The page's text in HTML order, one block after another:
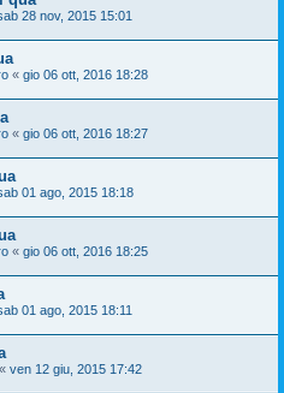
28 nov, 2015 15:01
« gio 06 ott, 2016 18:28
« gio 06 ott, 2016 18:27
01 ago, 2015 18:18
« gio 06 ott, 2016 18:25
01 ago, 2015 18:11
« ven 12 giu, 2015 17:42